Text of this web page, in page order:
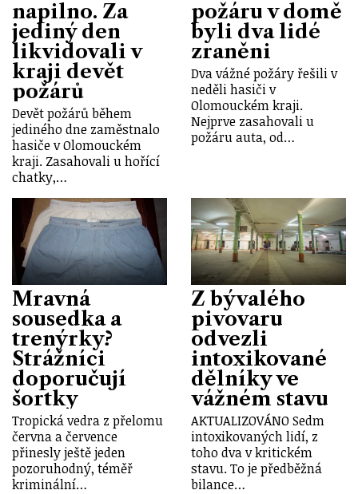
napilno. Za
jediný den
likvidovali v
kraji devět
požárů
Devět požárů během
jediného dne zaměstnalo
hasiče v Olomouckém
kraji. Zasahovali u hořící
chatky,…
požáru v domě
byli dva lidé
zraněni
Dva vážné požáry řešili v
neděli hasiči v
Olomouckém kraji.
Nejprve zasahovali u
požáru auta, od…
Mravná
sousedka a
trenýrky?
Strážníci
doporučují
šortky
Tropická vedra z přelomu
června a července
přinesly ještě jeden
pozoruhodný, téměř
kriminální…
Z bývalého
pivovaru
odvezli
intoxikované
dělníky ve
vážném stavu
AKTUALIZOVÁNO Sedm
intoxikovaných lidí, z
toho dva v kritickém
stavu. To je předběžná
bilance…